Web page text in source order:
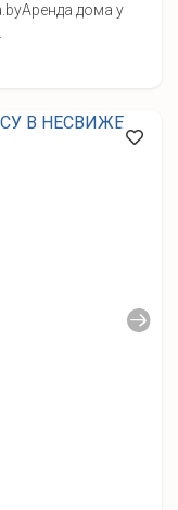
дома у